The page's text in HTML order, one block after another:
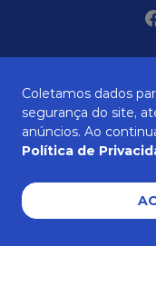
ATENDIMENTO
AJUDA E
Coletamos dados
segurança do site,
anúncios. Ao
Política de